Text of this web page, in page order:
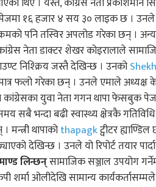
१६ हजार ४ सय ३० लाइक छ ।
पनि तस्विर अपलोड गरेका छन् ।
नेता डाक्टर शेखर कोइरालाले
निश्क्रिय जस्तै देखिन्छ । उनको
फलो गरेका छन् । उनले एमाले
कांग्रेसका युवा नेता गगन थापा फेसबुक
भन्दा बढी स्वास्थ्य क्षेत्रकै
थापाकोthapagkट्वीटर
देखिन्छ । उनले यो रिपोर्ट तयार
लिन्छन्सामाजिक सञ्जाल उपयोग
शर्मा ओलीदेखि सामान्य